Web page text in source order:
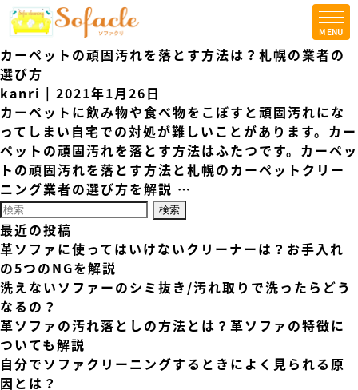
MENU
TOPICS
コラム
会社案内
法人の方はこちら
お問合せ
カーペットの頑固汚れを落とす方法は？札幌の業者の
選び方
kanri | 2021年1月26日
カーペットに飲み物や食べ物をこぼすと頑固汚れにな
ってしまい自宅での対処が難しいことがあります。カー
ペットの頑固汚れを落とす方法はふたつです。カーペッ
トの頑固汚れを落とす方法と札幌のカーペットクリー
ニング業者の選び方を解説 …
検索:
最近の投稿
革ソファに使ってはいけないクリーナーは？お手入れ
の5つのNGを解説
洗えないソファーのシミ抜き/汚れ取りで洗ったらどう
なるの？
革ソファの汚れ落としの方法とは？革ソファの特徴に
ついても解説
自分でソファクリーニングするときによく見られる原
因とは？